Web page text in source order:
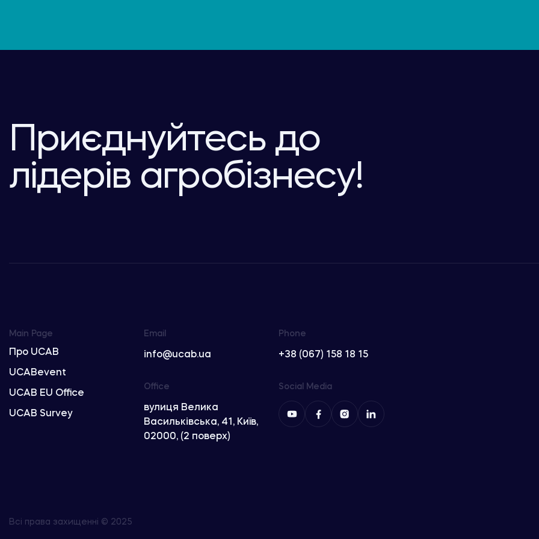
Приєднуйтесь до
лідерів агробізнесу!
Main Page
Про UCAB
UCABevent
UCAB EU Office
UCAB Survey
Email
info@ucab.ua
Phone
+38 (067) 158 18 15
Office
вулиця Велика
Васильківська, 41, Київ,
02000, (2 поверх)
Social Media
Всі права захищенні © 2025